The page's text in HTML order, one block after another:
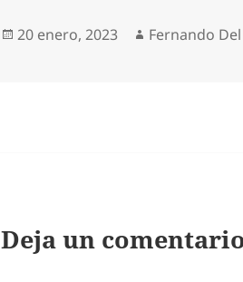
Publicado
20 enero, 2023 Autor
Fernando
Deja un